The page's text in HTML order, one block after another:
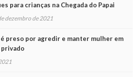
para crianças na Chegada do Papai
dezembro de 2021
é preso por agredir e manter mulher em